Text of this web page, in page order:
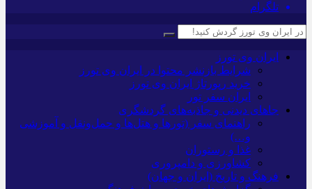
تلگرام
ایران وی تورز
شرایط بازنشر محتوا در ایران وی تورز
خرید رپورتاژ ایران وی تورز
ایران سفر تور
جاهای دیدنی و جاذبه‌های گردشگری
راهنمای سفر (تورها و هتل‌ها و حمل‌و‌نقل و آموزشی
و…)
غذا و رستوران
کشاورزی و دامپروری
فرهنگ و تاریخ (ایران و جهان)